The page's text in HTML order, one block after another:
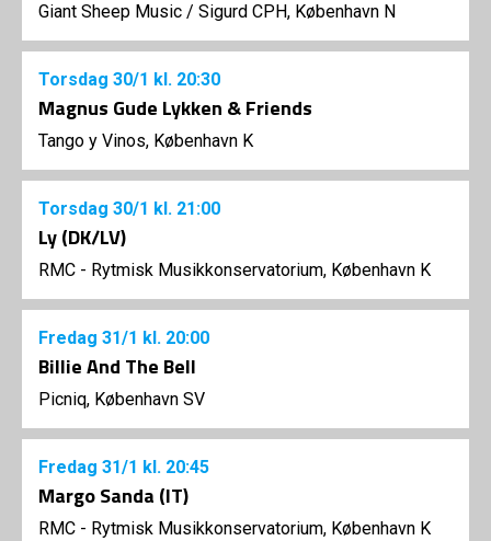
Giant Sheep Music / Sigurd CPH, København N
Torsdag 30/1 kl. 20:30
Magnus Gude Lykken & Friends
Tango y Vinos, København K
Torsdag 30/1 kl. 21:00
Ly (DK/LV)
RMC - Rytmisk Musikkonservatorium, København K
Fredag 31/1 kl. 20:00
Billie And The Bell
Picniq, København SV
Fredag 31/1 kl. 20:45
Margo Sanda (IT)
RMC - Rytmisk Musikkonservatorium, København K